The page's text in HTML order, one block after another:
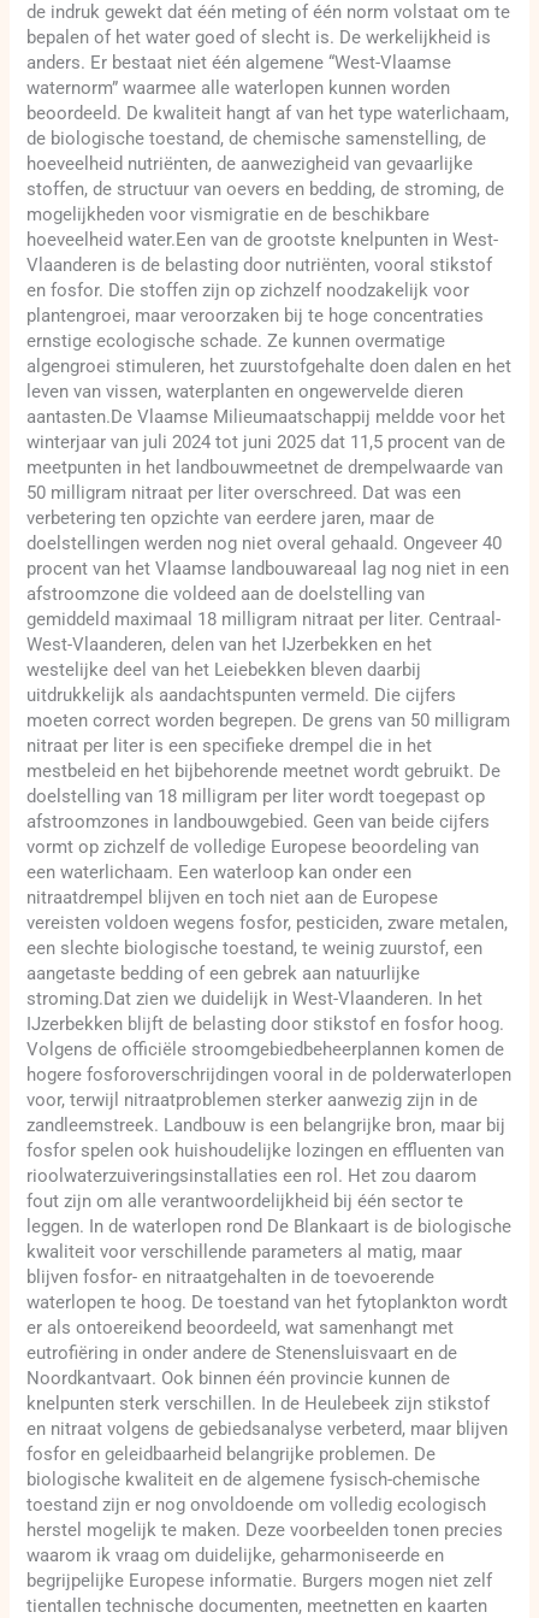
de indruk gewekt dat één meting of één norm volstaat om te
bepalen of het water goed of slecht is. De werkelijkheid is
anders. Er bestaat niet één algemene “West-Vlaamse
waternorm” waarmee alle waterlopen kunnen worden
beoordeeld. De kwaliteit hangt af van het type waterlichaam,
de biologische toestand, de chemische samenstelling, de
hoeveelheid nutriënten, de aanwezigheid van gevaarlijke
stoffen, de structuur van oevers en bedding, de stroming, de
mogelijkheden voor vismigratie en de beschikbare
hoeveelheid water.Een van de grootste knelpunten in West-
Vlaanderen is de belasting door nutriënten, vooral stikstof
en fosfor. Die stoffen zijn op zichzelf noodzakelijk voor
plantengroei, maar veroorzaken bij te hoge concentraties
ernstige ecologische schade. Ze kunnen overmatige
algengroei stimuleren, het zuurstofgehalte doen dalen en het
leven van vissen, waterplanten en ongewervelde dieren
aantasten.De Vlaamse Milieumaatschappij meldde voor het
winterjaar van juli 2024 tot juni 2025 dat 11,5 procent van de
meetpunten in het landbouwmeetnet de drempelwaarde van
50 milligram nitraat per liter overschreed. Dat was een
verbetering ten opzichte van eerdere jaren, maar de
doelstellingen werden nog niet overal gehaald. Ongeveer 40
procent van het Vlaamse landbouwareaal lag nog niet in een
afstroomzone die voldeed aan de doelstelling van
gemiddeld maximaal 18 milligram nitraat per liter. Centraal-
West-Vlaanderen, delen van het IJzerbekken en het
westelijke deel van het Leiebekken bleven daarbij
uitdrukkelijk als aandachtspunten vermeld. Die cijfers
moeten correct worden begrepen. De grens van 50 milligram
nitraat per liter is een specifieke drempel die in het
mestbeleid en het bijbehorende meetnet wordt gebruikt. De
doelstelling van 18 milligram per liter wordt toegepast op
afstroomzones in landbouwgebied. Geen van beide cijfers
vormt op zichzelf de volledige Europese beoordeling van
een waterlichaam. Een waterloop kan onder een
nitraatdrempel blijven en toch niet aan de Europese
vereisten voldoen wegens fosfor, pesticiden, zware metalen,
een slechte biologische toestand, te weinig zuurstof, een
aangetaste bedding of een gebrek aan natuurlijke
stroming.Dat zien we duidelijk in West-Vlaanderen. In het
IJzerbekken blijft de belasting door stikstof en fosfor hoog.
Volgens de officiële stroomgebiedbeheerplannen komen de
hogere fosforoverschrijdingen vooral in de polderwaterlopen
voor, terwijl nitraatproblemen sterker aanwezig zijn in de
zandleemstreek. Landbouw is een belangrijke bron, maar bij
fosfor spelen ook huishoudelijke lozingen en effluenten van
rioolwaterzuiveringsinstallaties een rol. Het zou daarom
fout zijn om alle verantwoordelijkheid bij één sector te
leggen. In de waterlopen rond De Blankaart is de biologische
kwaliteit voor verschillende parameters al matig, maar
blijven fosfor- en nitraatgehalten in de toevoerende
waterlopen te hoog. De toestand van het fytoplankton wordt
er als ontoereikend beoordeeld, wat samenhangt met
eutrofiëring in onder andere de Stenensluisvaart en de
Noordkantvaart. Ook binnen één provincie kunnen de
knelpunten sterk verschillen. In de Heulebeek zijn stikstof
en nitraat volgens de gebiedsanalyse verbeterd, maar blijven
fosfor en geleidbaarheid belangrijke problemen. De
biologische kwaliteit en de algemene fysisch-chemische
toestand zijn er nog onvoldoende om volledig ecologisch
herstel mogelijk te maken. Deze voorbeelden tonen precies
waarom ik vraag om duidelijke, geharmoniseerde en
begrijpelijke Europese informatie. Burgers mogen niet zelf
tientallen technische documenten, meetnetten en kaarten